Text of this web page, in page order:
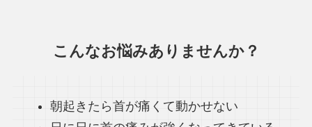
こんなお悩みありませんか？
朝起きたら首が痛くて動かせない